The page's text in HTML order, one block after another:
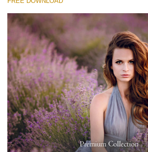
(1432 Lr Presets)
Скачать Бесплатно